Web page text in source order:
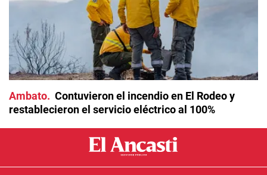
Ambato
Contuvieron el incendio en El Rodeo y
restablecieron el servicio eléctrico al 100%